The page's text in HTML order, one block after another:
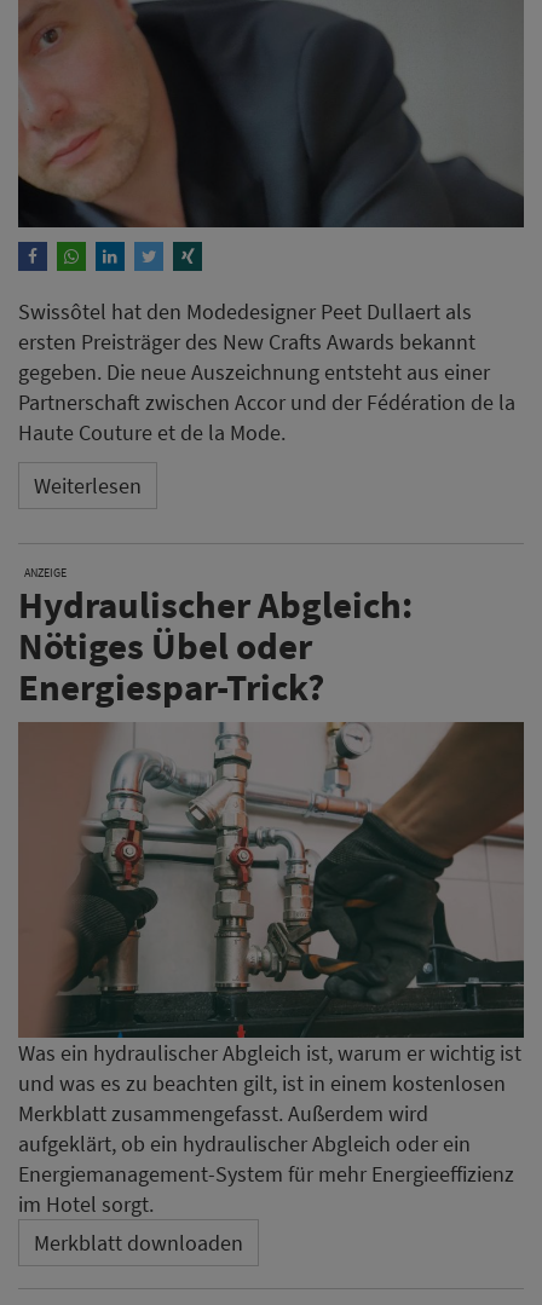
Swissôtel hat den Modedesigner Peet Dullaert als
ersten Preisträger des New Crafts Awards bekannt
gegeben. Die neue Auszeichnung entsteht aus einer
Partnerschaft zwischen Accor und der Fédération de la
Haute Couture et de la Mode.
Weiterlesen
ANZEIGE
Hydraulischer Abgleich:
Nötiges Übel oder
Energiespar-Trick?
Was ein hydraulischer Abgleich ist, warum er wichtig ist
und was es zu beachten gilt, ist in einem kostenlosen
Merkblatt zusammengefasst. Außerdem wird
aufgeklärt, ob ein hydraulischer Abgleich oder ein
Energiemanagement-System für mehr Energieeffizienz
im Hotel sorgt.
Merkblatt downloaden